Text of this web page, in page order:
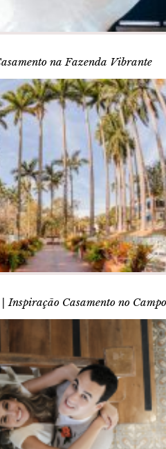
na Fazenda Vibrante
Inspiração Casamento no Campo